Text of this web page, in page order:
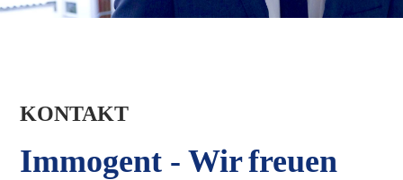
KONTAKT
Immogent - Wirfreuen